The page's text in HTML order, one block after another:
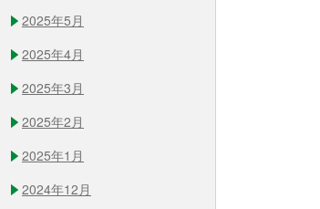
2025年5月
2025年4月
2025年3月
2025年2月
2025年1月
2024年12月